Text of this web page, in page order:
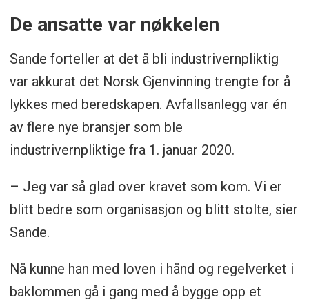
De ansatte var nøkkelen
Sande forteller at det å bli industrivernpliktig
var akkurat det Norsk Gjenvinning trengte for å
lykkes med beredskapen. Avfallsanlegg var én
av flere nye bransjer som ble
industrivernpliktige fra 1. januar 2020.
– Jeg var så glad over kravet som kom. Vi er
blitt bedre som organisasjon og blitt stolte, sier
Sande.
Nå kunne han med loven i hånd og regelverket i
baklommen gå i gang med å bygge opp et